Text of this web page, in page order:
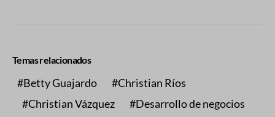
Temas relacionados
Betty Guajardo
Christian Ríos
Christian Vázquez
Desarrollo de negocios